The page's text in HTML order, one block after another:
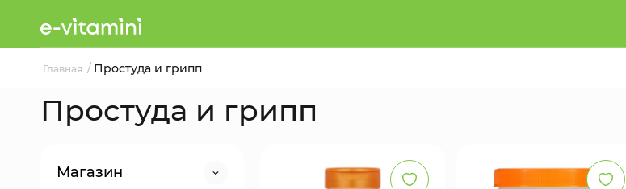
Главная / Простуда и грипп
Простуда и грипп
Магазин